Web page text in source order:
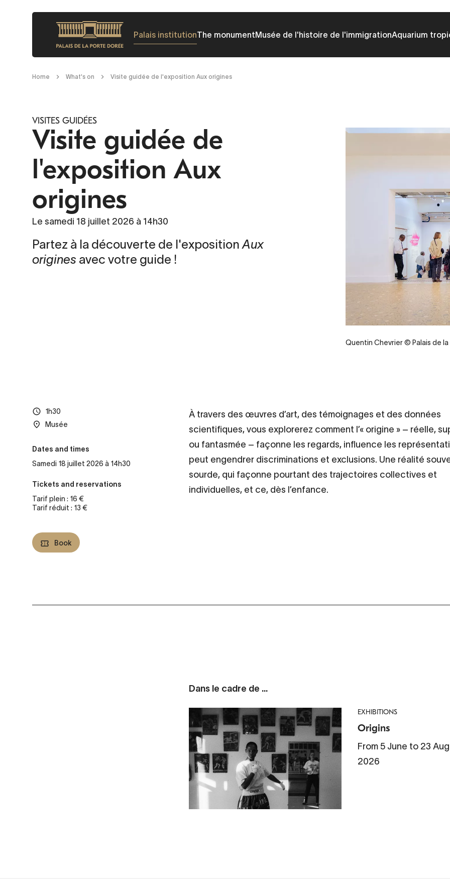
content
Palais institutionThe monumentMusée de l'histoire de l'immigrationAquarium
Breadcrumb
Home What's on Visite guidée de l'exposition Aux origines
VISITES GUIDÉES
Visite guidée de
l'exposition Aux
origines
Le samedi 18 juillet 2026 à 14h30
Partez à la découverte de l'exposition Aux
origines avec votre guide !
Quentin Chevrier © Palais de
1h30
Musée
Dates and times
Samedi 18 juillet 2026 à 14h30
Tickets and reservations
Tarif plein : 16 €
Tarif réduit : 13 €
Book
À travers des œuvres d’art, des témoignages et des données
scientifiques, vous explorerez comment l’« origine » – réelle,
ou fantasmée – façonne les regards, influence les
peut engendrer discriminations et exclusions. Une réalité
sourde, qui façonne pourtant des trajectoires collectives et
individuelles, et ce, dès l’enfance.
Dans le cadre de ...
EXHIBITIONS
Origins
From 5 June to 23
2026